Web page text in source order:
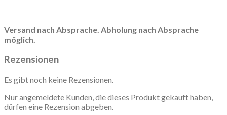
Versand nach Absprache. Abholung nach Absprache
möglich.
Rezensionen
Es gibt noch keine Rezensionen.
Nur angemeldete Kunden, die dieses Produkt gekauft haben,
dürfen eine Rezension abgeben.